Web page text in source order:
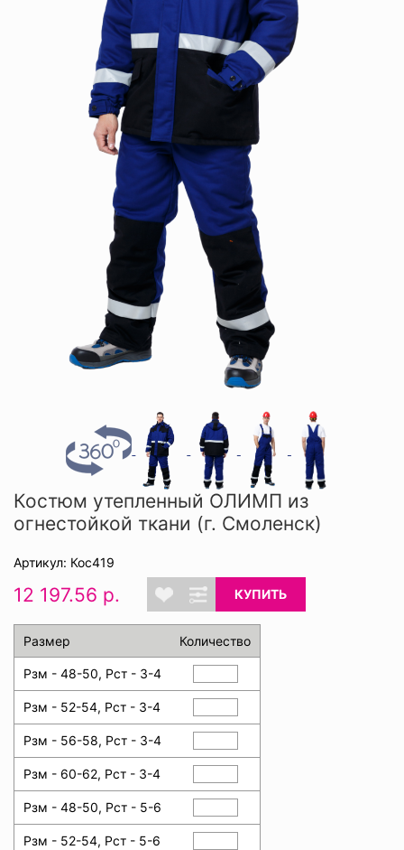
Костюм утепленный ОЛИМП из
огнестойкой ткани (г. Смоленск)
Артикул: Кос419
12 197.56 р. КУПИТЬ
Размер Количество
Рзм - 48-50, Рст - 3-4
Рзм - 52-54, Рст - 3-4
Рзм - 56-58, Рст - 3-4
Рзм - 60-62, Рст - 3-4
Рзм - 48-50, Рст - 5-6
Рзм - 52-54, Рст - 5-6